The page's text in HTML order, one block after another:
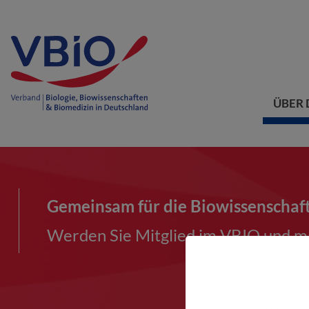
ÜBER
Gemeinsam für die
Werden Sie Mitglied im VBIO und